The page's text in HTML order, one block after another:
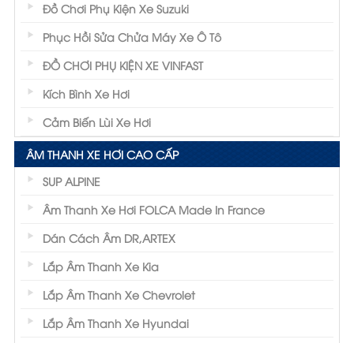
Đồ Chơi Phụ Kiện Xe Suzuki
Phục Hồi Sửa Chửa Máy Xe Ô Tô
ĐỒ CHƠI PHỤ KIỆN XE VINFAST
Kích Bình Xe Hơi
Cảm Biến Lùi Xe Hơi
ÂM THANH XE HƠI CAO CẤP
SUP ALPINE
Âm Thanh Xe Hơi FOLCA Made In France
Dán Cách Âm DR,ARTEX
Lắp Âm Thanh Xe Kia
Lắp Âm Thanh Xe Chevrolet
Lắp Âm Thanh Xe Hyundai